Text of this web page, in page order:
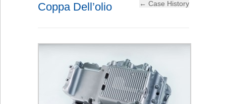
Coppa Dell’olio